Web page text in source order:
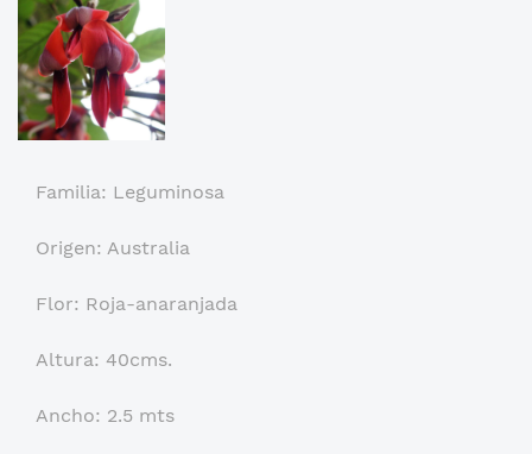
Familia: Leguminosa
Origen: Australia
Flor: Roja-anaranjada
Altura: 40cms.
Ancho: 2.5 mts